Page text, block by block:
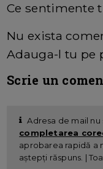
Ce sentimente
Nu exista
Adauga-l tu pe
Scrie un
Adresa de mail
completarea
aprobarea rapidă a
aștepți răspuns. |